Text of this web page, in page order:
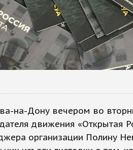
на-Дону вечером во
движения «Открытая
организации Полину